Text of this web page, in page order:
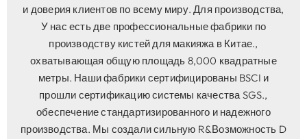
и доверия клиентов по всему миру. Для производства,
У нас есть две профессиональные фабрики по
производству кистей для макияжа в Китае.,
охватывающая общую площадь 8,000 квадратные
метры. Наши фабрики сертифицированы BSCI и
прошли сертификацию системы качества SGS.,
обеспечение стандартизированного и надежного
производства. Мы создали сильную R&Возможность D